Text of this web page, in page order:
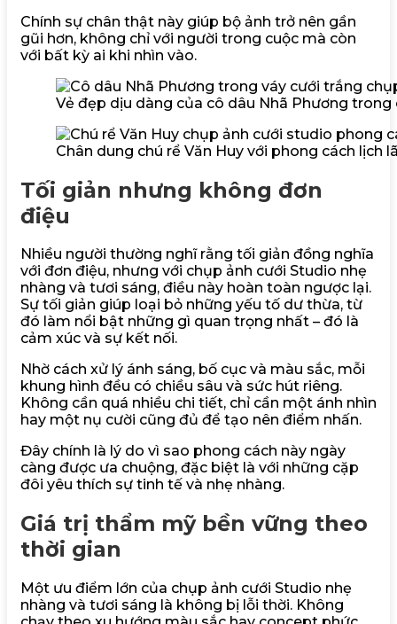
Chính sự chân thật này giúp bộ ảnh trở nên gần
gũi hơn, không chỉ với người trong cuộc mà còn
với bất kỳ ai khi nhìn vào.
Vẻ đẹp dịu dàng của cô dâu Nhã Phương
Chân dung chú rể Văn Huy với phong cách
Tối giản nhưng không đơn
điệu
Nhiều người thường nghĩ rằng tối giản đồng nghĩa
với đơn điệu, nhưng với chụp ảnh cưới Studio nhẹ
nhàng và tươi sáng, điều này hoàn toàn ngược lại.
Sự tối giản giúp loại bỏ những yếu tố dư thừa, từ
đó làm nổi bật những gì quan trọng nhất – đó là
cảm xúc và sự kết nối.
Nhờ cách xử lý ánh sáng, bố cục và màu sắc, mỗi
khung hình đều có chiều sâu và sức hút riêng.
Không cần quá nhiều chi tiết, chỉ cần một ánh nhìn
hay một nụ cười cũng đủ để tạo nên điểm nhấn.
Đây chính là lý do vì sao phong cách này ngày
càng được ưa chuộng, đặc biệt là với những cặp
đôi yêu thích sự tinh tế và nhẹ nhàng.
Giá trị thẩm mỹ bền vững theo
thời gian
Một ưu điểm lớn của chụp ảnh cưới Studio nhẹ
nhàng và tươi sáng là không bị lỗi thời. Không